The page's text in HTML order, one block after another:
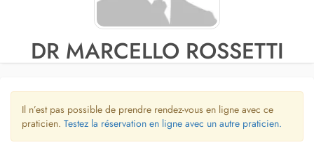
DR MARCELLO ROSSETTI
Il n’est pas possible de prendre rendez-vous en ligne avec ce
praticien. Testez la réservation en ligne avec un autre praticien.